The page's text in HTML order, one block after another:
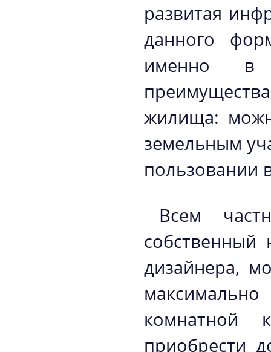
развитая
данного
именно в
жилища:
земельным
пользовании
Всем
собственный
дизайнера,
комнатной
приобрести